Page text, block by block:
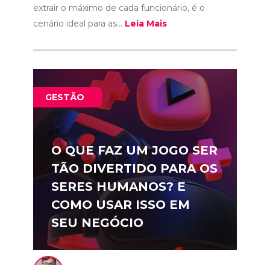
extrair o máximo de cada funcionário, é o
cenário ideal para as... Leia Mais
GESTÃO
O QUE FAZ UM JOGO SER
TÃO DIVERTIDO PARA OS
SERES HUMANOS? E
COMO USAR ISSO EM
SEU NEGÓCIO